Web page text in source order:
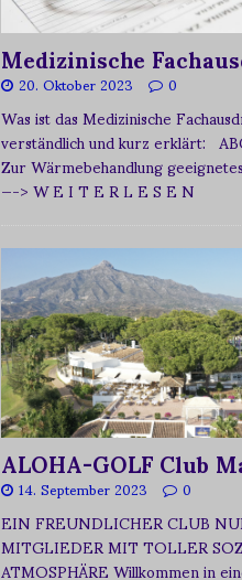
Medizinische
20. Oktober 2023 0
Was ist das Medizinische
verständlich und kurz erklärt:
Zur Wärmebehandlung
—-> W E I T E R L E S E N
ALOHA-GOLF Club
14. September 2023 0
EIN FREUNDLICHER CLUB
MITGLIEDER MIT TOLLER
ATMOSPHÄRE Willkommen in